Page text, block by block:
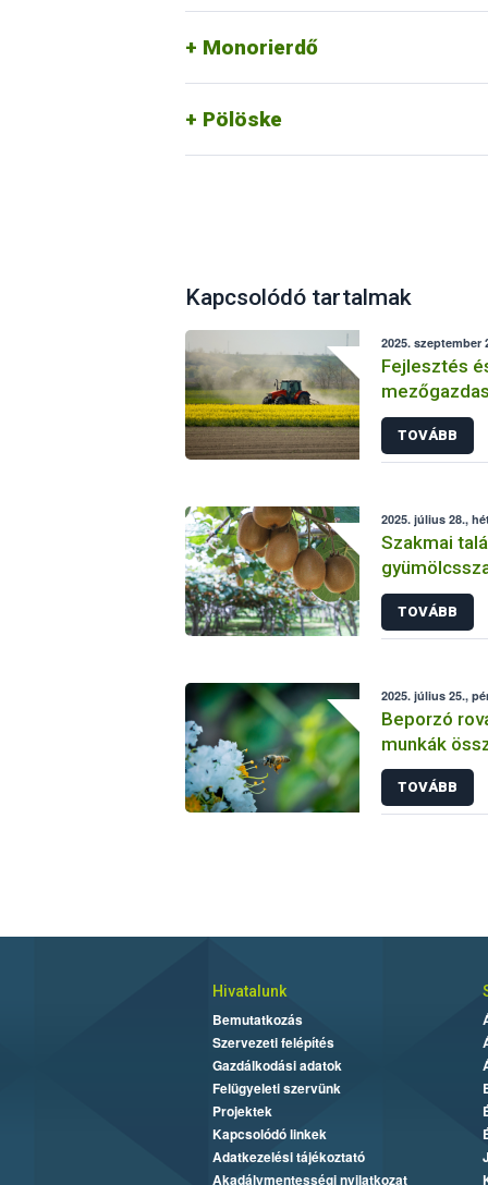
Monorierdő
Pölöske
Kapcsolódó tartalmak
2025. szeptember
Fejlesztés
Sikeresen
üzemi
TOVÁBB
2025. július 28.,
Szakmai
TOVÁBB
2025. július 25.,
Beporzó
munkák
fókuszban a
TOVÁBB
Hivatalunk
Bemutatkozás
Szervezeti felépítés
Gazdálkodási adatok
Felügyeleti szervünk
Projektek
Kapcsolódó linkek
Adatkezelési tájékoztató
Akadálymentességi nyilatkozat